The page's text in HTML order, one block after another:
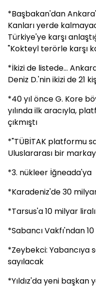
*Başbakan'dan
Kanları yerde
Türkiye'ye karşı
"Kokteyl terörle karşı
*İkizi de listede...
Deniz D.'nin ikizi de 21
*40 yıl önce G. Kore
yılında ilk aracıyla,
çıkmıştı
*"TÜBİTAK platformu
Uluslararası bir
*3. nükleer İğneada'ya
*Karadeniz'de 30
*Tarsus'a 10 milyar
*Sabancı Vakfı'ndan
*Zeybekci: Yabancıya
sayılacak
*Yıldız'da yeni başkan